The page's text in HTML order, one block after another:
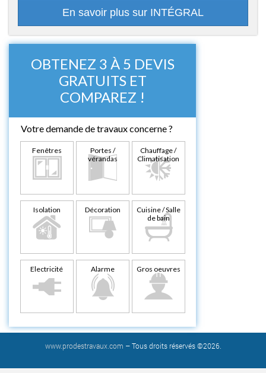
En savoir plus sur INTÉGRAL
OBTENEZ 3 À 5 DEVIS
GRATUITS ET
COMPAREZ !
Votre demande de travaux concerne ?
Fenêtres
Portes /
vérandas
Chauffage /
Climatisation
Isolation Décoration
Cuisine / Salle
de bain
Electricité Alarme Gros oeuvres
www.prodestravaux.com – Tous droits réservés ©2026.